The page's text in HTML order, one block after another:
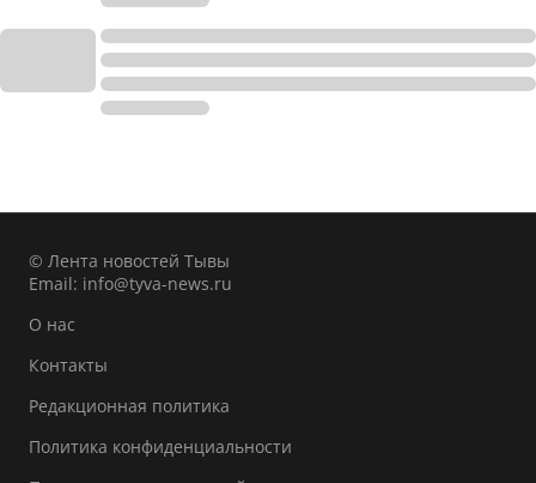
© Лента новостей Тывы
Email: info@tyva-news.ru
О нас
Контакты
Редакционная политика
Политика конфиденциальности